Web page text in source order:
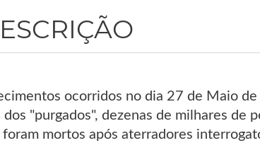
ocorridos no dia 27 de Maio
"purgados", dezenas de milhares de
mortos após aterradores